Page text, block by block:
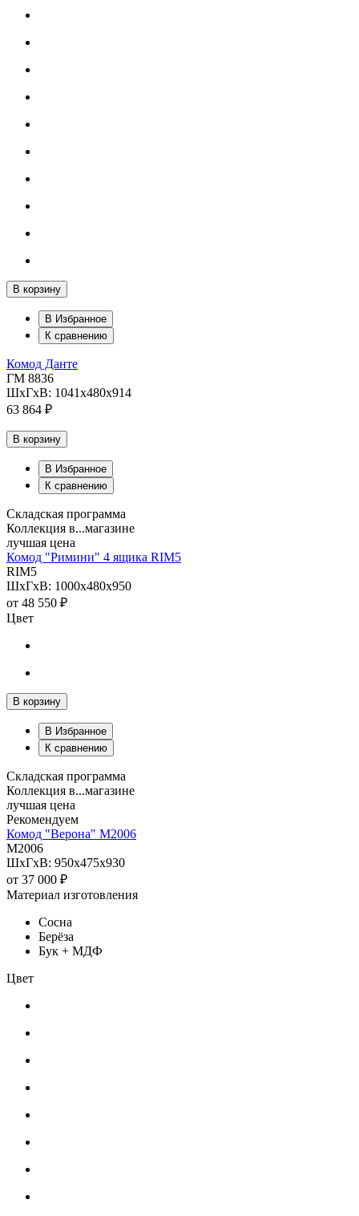
В корзину
В Избранное
К сравнению
Комод Данте
ГМ 8836
ШхГхВ: 1041х480х914
63 864 ₽
В корзину
В Избранное
К сравнению
Складская программа
Коллекция в...магазине
лучшая цена
Комод "Римини" 4 ящика RIM5
RIM5
ШхГхВ: 1000х480х950
от 48 550 ₽
Цвет
В корзину
В Избранное
К сравнению
Складская программа
Коллекция в...магазине
лучшая цена
Рекомендуем
Комод "Верона" М2006
М2006
ШхГхВ: 950х475х930
от 37 000 ₽
Материал изготовления
Сосна
Берёза
Бук + МДФ
Цвет